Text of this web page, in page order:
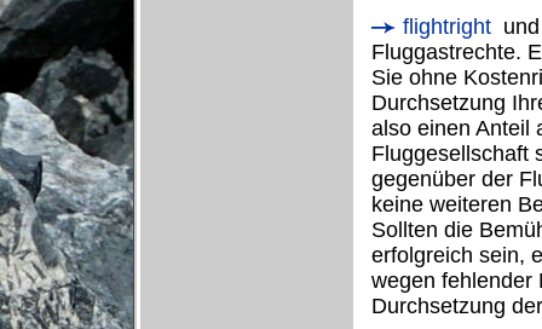
flightright
Fluggastrechte.
Sie ohne
Durchsetzung
also einen Anteil
Fluggesellschaft
gegenüber der
keine weiteren
Sollten die
erfolgreich sein,
wegen
Durchsetzung